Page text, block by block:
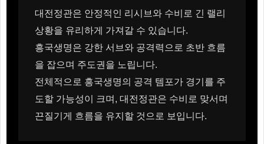
대전정관은 안정적인 리시브와 수비로 긴 랠리
상황을 유리하게 가져갈 수 있습니다.
흥국생명은 강한 서브와 공격력으로 초반 흐름
을 잡으며 주도권을 노립니다.
전체적으로 흥국생명의 공격 템포가 경기를 주
도할 가능성이 크며, 대전정관은 수비로 맞서며
끈질기게 흐름을 유지할 것으로 보입니다.